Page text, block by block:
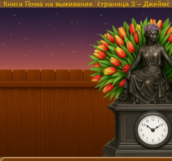
Книга Гонка на выживание, страница 3 –